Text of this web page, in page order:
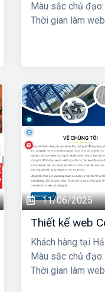
Màu sắc chủ
Thời gian làm
11/06/2025
Thiết kế web
Khách hàng tại
Màu sắc chủ
Thời gian làm